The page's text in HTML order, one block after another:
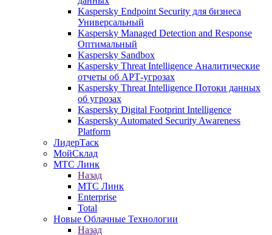
Kaspersky Endpoint Security для бизнеса
Универсальный
Kaspersky Managed Detection and Response
Оптимальный
Kaspersky Sandbox
Kaspersky Threat Intelligence Аналитические
отчеты об АРТ-угрозах
Kaspersky Threat Intelligence Потоки данных
об угрозах
Kaspersky Digital Footprint Intelligence
Kaspersky Automated Security Awareness
Platform
ЛидерТаск
МойСклад
МТС Линк
Назад
МТС Линк
Enterprise
Total
Новые Облачные Технологии
Назад